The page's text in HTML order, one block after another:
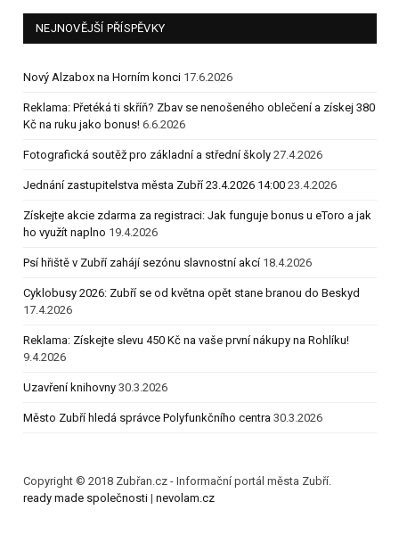
NEJNOVĚJŠÍ PŘÍSPĚVKY
Nový Alzabox na Horním konci 17.6.2026
Reklama: Přetéká ti skříň? Zbav se nenošeného oblečení a získej 380
Kč na ruku jako bonus! 6.6.2026
Fotografická soutěž pro základní a střední školy 27.4.2026
Jednání zastupitelstva města Zubří 23.4.2026 14:00 23.4.2026
Získejte akcie zdarma za registraci: Jak funguje bonus u eToro a jak
ho využít naplno 19.4.2026
Psí hřiště v Zubří zahájí sezónu slavnostní akcí 18.4.2026
Cyklobusy 2026: Zubří se od května opět stane branou do Beskyd
17.4.2026
Reklama: Získejte slevu 450 Kč na vaše první nákupy na Rohlíku!
9.4.2026
Uzavření knihovny 30.3.2026
Město Zubří hledá správce Polyfunkčního centra 30.3.2026
Copyright © 2018 Zubřan.cz - Informační portál města Zubří.
ready made společnosti | nevolam.cz